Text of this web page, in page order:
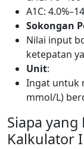
A1C:
Sokongan
Nilai input
ketepatan
Unit:
Ingat untuk
mmol/L)
Siapa
Kalkulator